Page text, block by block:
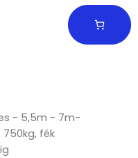
- 5,5m - 7m-
750kg, fék